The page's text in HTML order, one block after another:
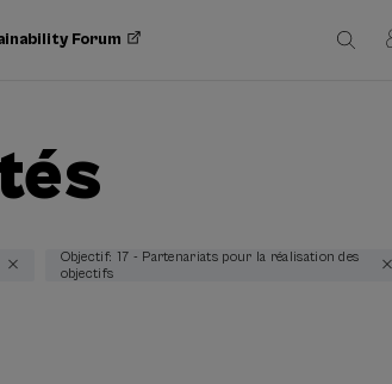
Forum
Objectif: 17 - Partenariats pour la réalisation des
objectifs